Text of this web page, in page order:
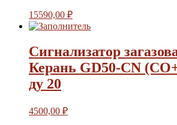
15590,00 ₽
Сигнализатор
Керань GD50-CN
ду 20
4500,00 ₽